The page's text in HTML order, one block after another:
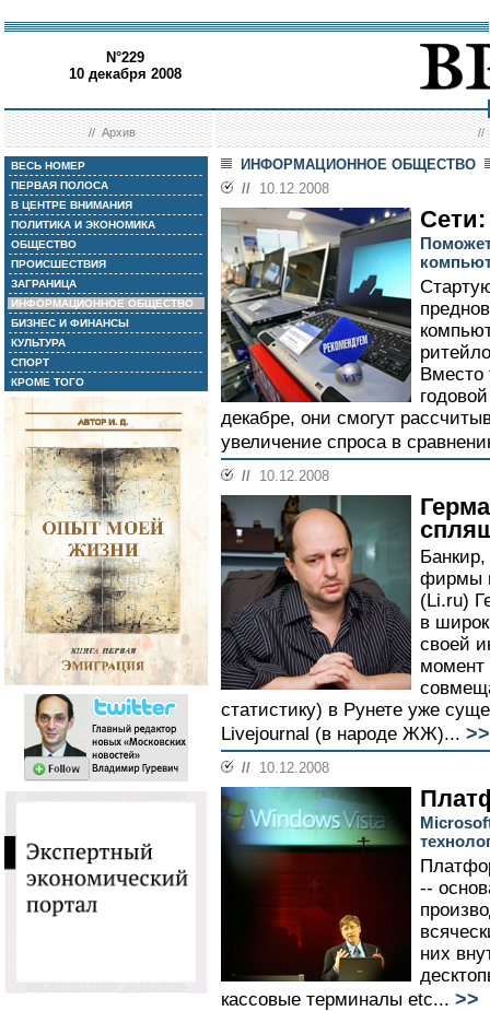
N°229
10 декабря 2008
//Архив //
ВЕСЬ НОМЕР
ПЕРВАЯ ПОЛОСА
В ЦЕНТРЕ ВНИМАНИЯ
ПОЛИТИКА И ЭКОНОМИКА
ОБЩЕСТВО
ПРОИСШЕСТВИЯ
ЗАГРАНИЦА
ИНФОРМАЦИОННОЕ ОБЩЕСТВО
БИЗНЕС И ФИНАНСЫ
КУЛЬТУРА
СПОРТ
КРОМЕ ТОГО
ИНФОРМАЦИОННОЕ ОБЩЕСТВО
// 10.12.2008
Сети:
Вместо
декабре, они смогут
увеличение спроса в
// 10.12.2008
фирмы
(Li.ru)
в
своей
момент
статистику) в Рунете уже
Livejournal (в народе ЖЖ)... >>
// 10.12.2008
--
них
кассовые терминалы etc... >>